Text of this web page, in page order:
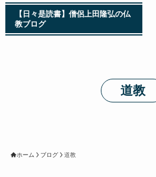
浄土真宗入門 親鸞伝
【日々是読書】僧侶上田隆弘の仏
教ブログ
道教
ホーム ブログ 道教